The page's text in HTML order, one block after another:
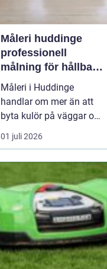
Måleri huddinge
professionell
målning för hållbara
resultat
Måleri i Huddinge
handlar om mer än att
byta kulör på väggar och
fasader. Ett genomtänkt
måleriarbete skyddar
slitage, skapar trivsel
inomhus och kan
samtidigt höja värdet på
bostaden. För den som
planerar en renovering,
ommålning...
01 juli 2026